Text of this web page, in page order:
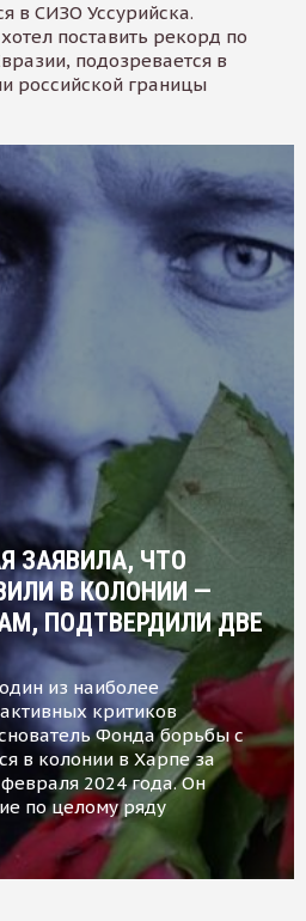
в СИЗО Уссурийска.
поставить рекорд по
подозревается в
российской границы
ЗАЯВИЛА, ЧТО
В КОЛОНИИ —
ПОДТВЕРДИЛИ ДВЕ
из наиболее
критиков
Фонда борьбы с
в колонии в Харпе за
2024 года. Он
по целому ряду